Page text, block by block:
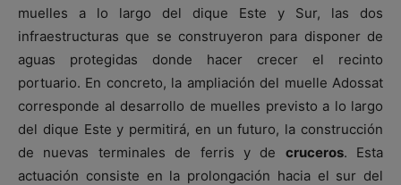
muelles a lo largo del dique Este y Sur, las dos
infraestructuras que se construyeron para disponer de
aguas protegidas donde hacer crecer el recinto
portuario. En concreto, la ampliación del muelle Adossat
corresponde al desarrollo de muelles previsto a lo largo
del dique Este y permitirá, en un futuro, la construcción
de nuevas terminales de ferris y de cruceros. Esta
actuación consiste en la prolongación hacia el sur del